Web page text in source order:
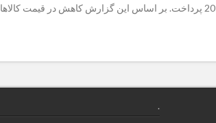
پیش بینی WTO از وضعیت اقتصاد در 2016سازمان تجارت جهانی در تازه ترین گزارش خود به پیش بینی وضعیت تجارت جهانی در سال 2016 پرداخت. بر اساس این گزارش کاهش در قیمت کالاها
.